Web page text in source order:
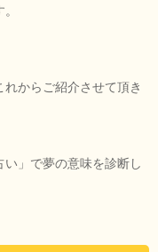
からご紹介させて頂き
」で夢の意味を診断し